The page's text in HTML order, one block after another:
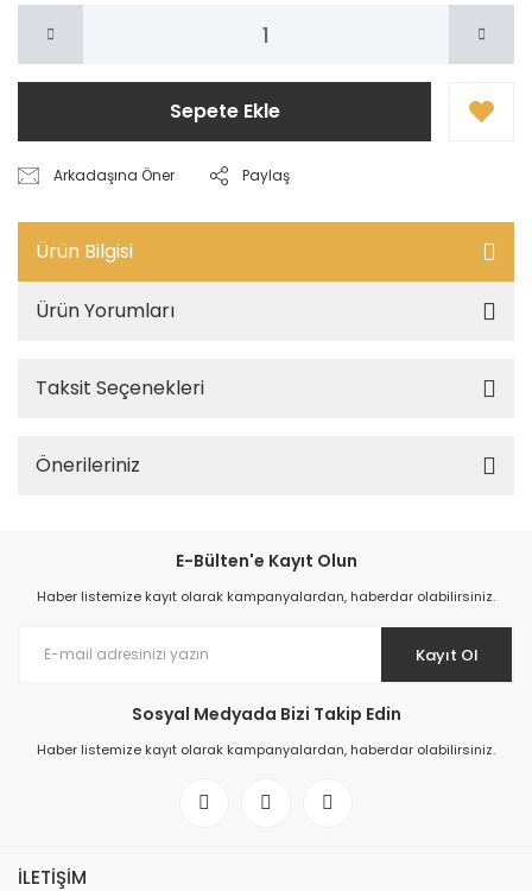
Sepete Ekle
Arkadaşına Öner Paylaş
Ürün Bilgisi
Ürün Yorumları
Taksit Seçenekleri
Önerileriniz
E-Bülten'e Kayıt Olun
Haber listemize kayıt olarak kampanyalardan, haberdar olabilirsiniz.
Kayıt Ol
Sosyal Medyada Bizi Takip Edin
Haber listemize kayıt olarak kampanyalardan, haberdar olabilirsiniz.
İLETİŞİM